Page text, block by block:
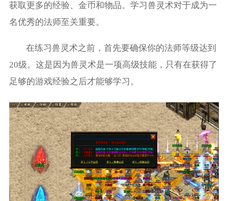
获取更多的经验、金币和物品。学习兽灵术对于成为一
名优秀的法师至关重要。
在练习兽灵术之前，首先要确保你的法师等级达到
20级。这是因为兽灵术是一项高级技能，只有在获得了
足够的游戏经验之后才能够学习。